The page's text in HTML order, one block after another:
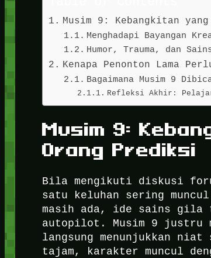
Musim 9: Kebangkitan
Menghadapi Bayangan
Humor, Trauma, dan
Kenapa Penonton Lama
Bagaimana Musim 9
Refleksi Akhir:
Musim 9:
Orang Prediksi
Bila mengikuti diskusi
satu keluhan sering
masih ada, ide sains gila
autopilot. Musim 9 justru
langsung menunjukkan
tajam, karakter muncul